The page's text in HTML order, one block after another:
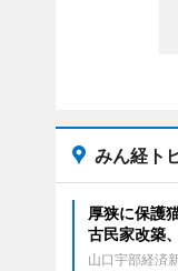
みん経ト
厚狭に保護
古民家改築
山口宇部経済